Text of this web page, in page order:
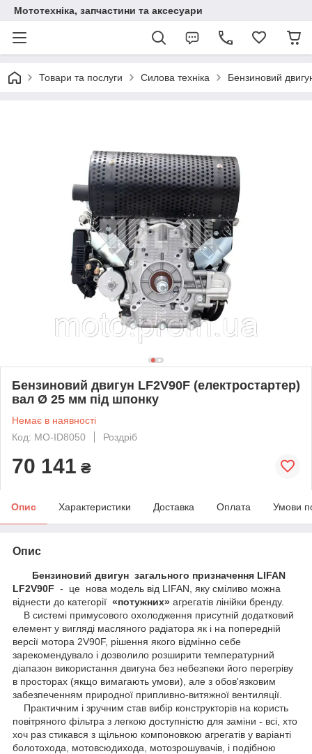
Мототехніка, запчастини та аксесуари
Товари та послуги Силова техніка Бензиновий
Бензиновий двигун LF2V90F (електростартер)
вал Ø 25 мм під шпонку
Немає в наявності
Код: MO-ID8050
Роздріб
70 141 ₴
Опис Характеристики Доставка Оплата Умови
Опис
Бензиновий двигун загального призначення LIFAN
LF2V90F - це нова модель від LIFAN, яку сміливо можна
віднести до категорії «потужних» агрегатів лінійки бренду.
В системі примусового охолодження присутній додатковий
елемент у вигляді масляного радіатора як і на попередній
версії мотора 2V90F, рішення якого відмінно себе
зарекомендувало і дозволило розширити температурний
діапазон використання двигуна без небезпеки його перегріву
в просторах (якщо вимагають умови), але з обов'язковим
забезпеченням природної припливно-витяжної вентиляції.
Практичним і зручним став вибір конструкторів на користь
повітряного фільтра з легкою доступністю для заміни - всі, хто
хоч раз стикався з щільною компоновкою агрегатів у варіанті
болотохода, мотовсюдихода, мотозрошувачів, і подібною